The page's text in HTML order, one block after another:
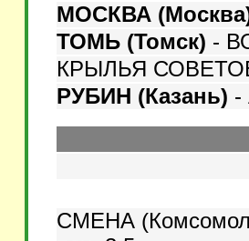
МОСКВА
ТОМЬ (Томск) -
КРЫЛЬЯ
РУБИН (Казань) -
СМЕНА